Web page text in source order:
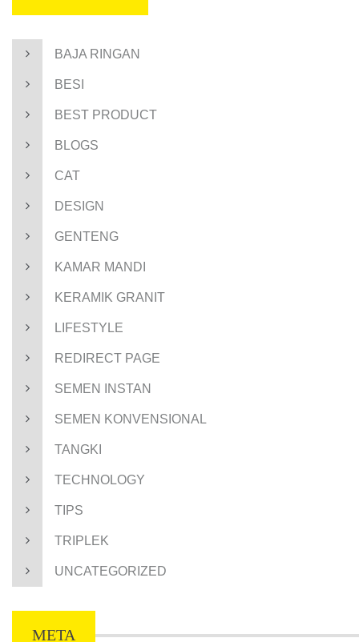
BAJA RINGAN
BESI
BEST PRODUCT
BLOGS
CAT
DESIGN
GENTENG
KAMAR MANDI
KERAMIK GRANIT
LIFESTYLE
REDIRECT PAGE
SEMEN INSTAN
SEMEN KONVENSIONAL
TANGKI
TECHNOLOGY
TIPS
TRIPLEK
UNCATEGORIZED
META